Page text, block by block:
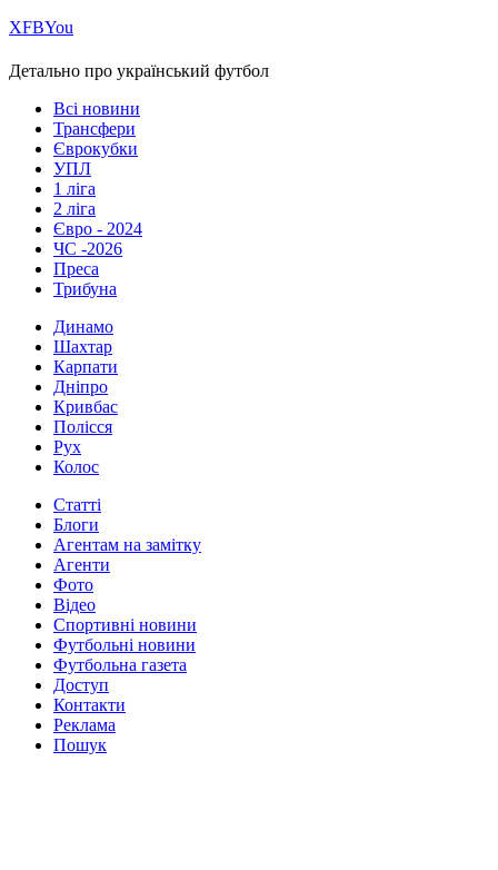
ХFBYou
Детально про український футбол
Всі новини
Трансфери
Єврокубки
УПЛ
1 ліга
2 ліга
Євро - 2024
ЧС -2026
Преса
Трибуна
Динамо
Шахтар
Карпати
Дніпро
Кривбас
Полісся
Рух
Колос
Статті
Блоги
Агентам на замітку
Агенти
Фото
Відео
Спортивні новини
Футбольні новини
Футбольна газета
Доступ
Контакти
Реклама
Пошук